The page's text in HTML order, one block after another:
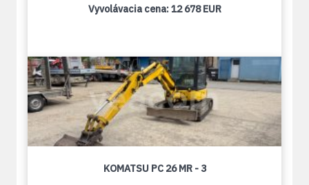
Vyvolávacia cena:12 678 EUR
KOMATSU PC 26 MR - 3